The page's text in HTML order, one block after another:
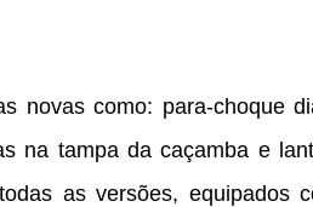
novas como: para-choque
na tampa da caçamba e
as versões, equipados